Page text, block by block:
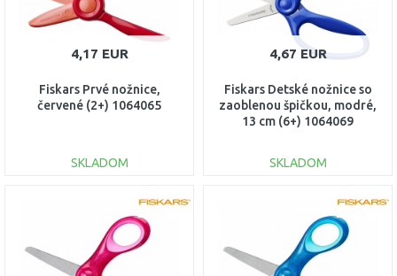
4,17 EUR
Fiskars Prvé nožnice,
červené (2+) 1064065
SKLADOM
DO KOŠÍKA
Porovnať
4,67 EUR
Fiskars Detské nožnice so
zaoblenou špičkou, modré,
13 cm (6+) 1064069
SKLADOM
DO KOŠÍKA
Porovnať